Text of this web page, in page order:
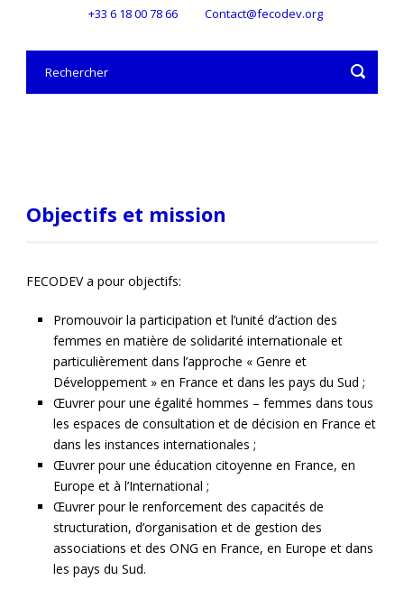
+33 6 18 00 78 66 Contact@fecodev.org
Objectifs et mission
FECODEV a pour objectifs:
Promouvoir la participation et l’unité d’action des
femmes en matière de solidarité internationale et
particulièrement dans l’approche « Genre et
Développement » en France et dans les pays du Sud ;
Œuvrer pour une égalité hommes – femmes dans tous
les espaces de consultation et de décision en France et
dans les instances internationales ;
Œuvrer pour une éducation citoyenne en France, en
Europe et à l’International ;
Œuvrer pour le renforcement des capacités de
structuration, d’organisation et de gestion des
associations et des ONG en France, en Europe et dans
les pays du Sud.